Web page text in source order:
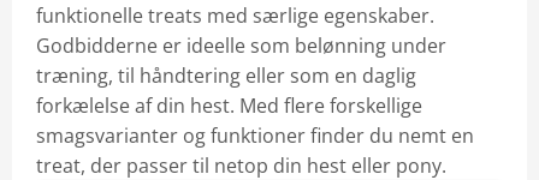
funktionelle treats med særlige egenskaber.
Godbidderne er ideelle som belønning under
træning, til håndtering eller som en daglig
forkælelse af din hest. Med flere forskellige
smagsvarianter og funktioner finder du nemt en
treat, der passer til netop din hest eller pony.
Hercules HorseCare
Hercules Treats
Hercules Tilbehør